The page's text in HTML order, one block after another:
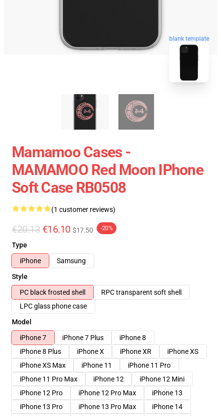
blank template
Mamamoo Cases -
MAMAMOO Red Moon IPhone
Soft Case RB0508
(1 customer reviews)
€20.13 €16.10 $17.50 -20%
Type
iPhone
Samsung
Style
PC black frosted shell
RPC transparent soft shell
LPC glass phone case
Model
iPhone 7
iPhone 7 Plus
iPhone 8
iPhone 8 Plus
iPhone X iPhone XR
iPhone XS
iPhone XS Max
iPhone 11
iPhone 11 Pro
iPhone 11 Pro Max
iPhone 12
iPhone 12 Mini
iPhone 12 Pro
iPhone 12 Pro Max
iPhone 13
iPhone 13 Pro
iPhone 13 Pro Max
iPhone 14